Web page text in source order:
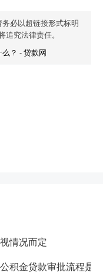
必以超链接形式标明
究法律责任。
？ -贷款网
情况而定
金贷款审批流程是什么